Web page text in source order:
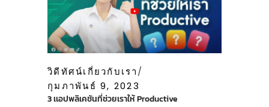
วิดีทัศน์เกี่ยวกับเรา
กุมภาพันธ์ 9, 2023
3 เเอปพลิเคชันที่ช่วยเราให้ Productive